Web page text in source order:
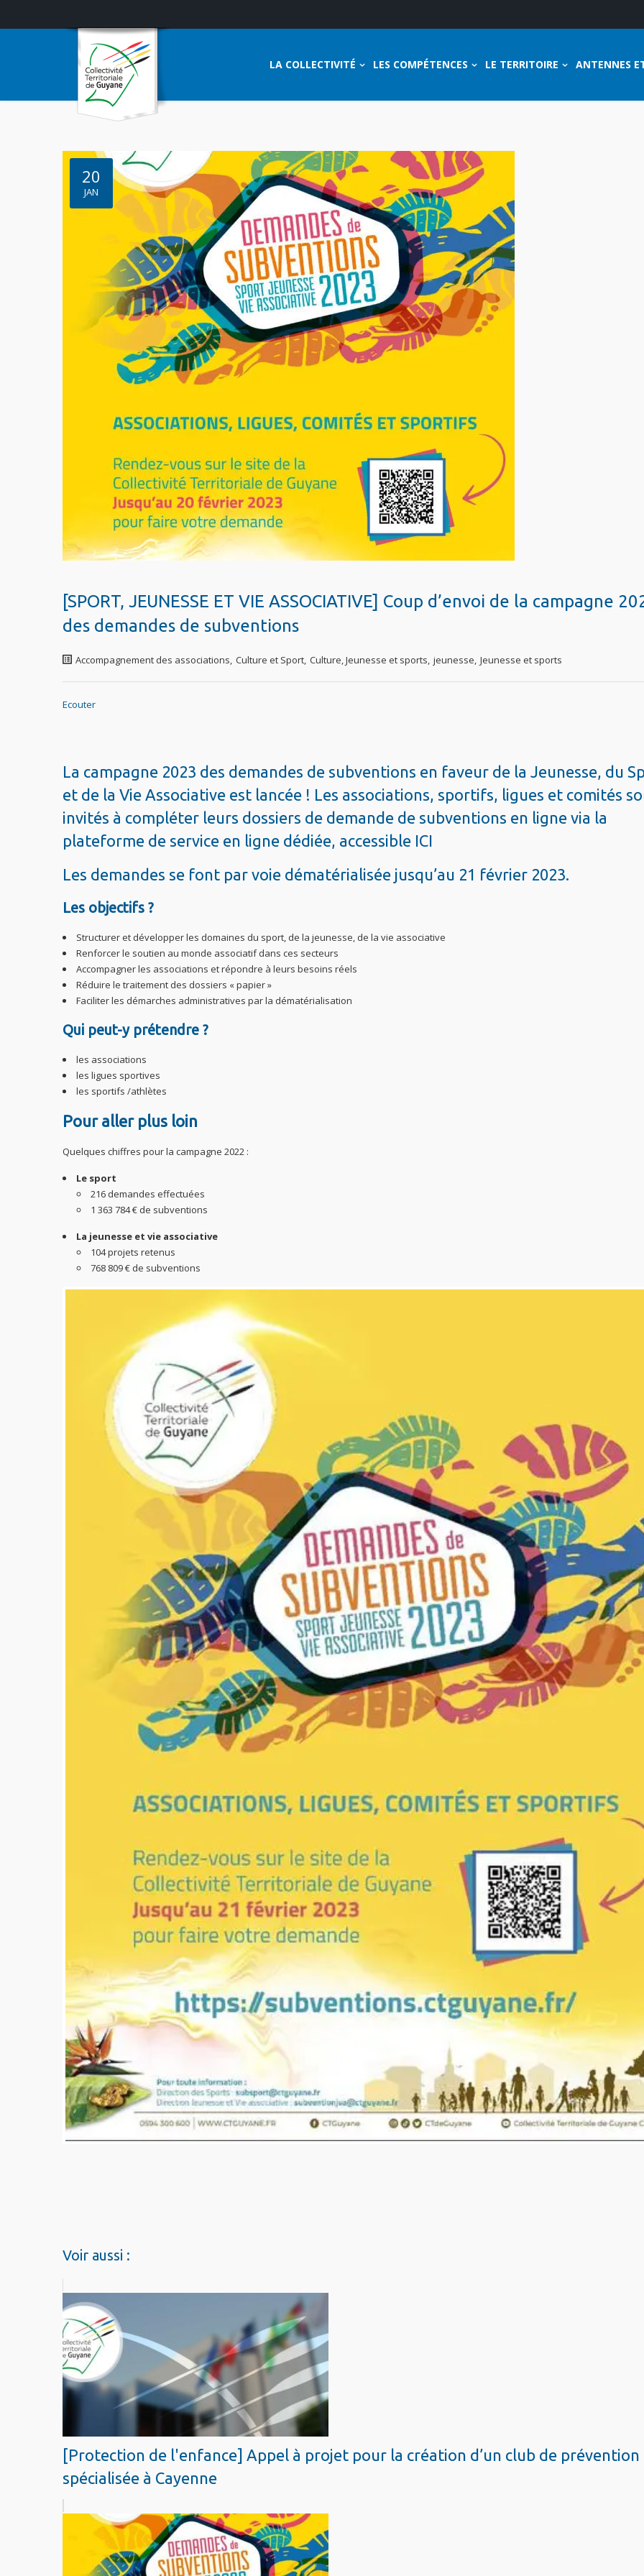
LA COLLECTIVITÉ LES COMPÉTENCES LE TERRITOIRE ANTENNES
20
JAN
[SPORT, JEUNESSE ET VIE ASSOCIATIVE] Coup d’envoi de la campagne
des demandes de subventions
Accompagnement des associations, Culture et Sport, Culture, Jeunesse et sports, jeunesse, Jeunesse et sports
Ecouter
La campagne 2023 des demandes de subventions en faveur de la Jeunesse, du
et de la Vie Associative est lancée ! Les associations, sportifs, ligues et comités
invités à compléter leurs dossiers de demande de subventions en ligne via la
plateforme de service en ligne dédiée, accessible ICI
Les demandes se font par voie dématérialisée jusqu’au 21 février 2023.
Les objectifs ?
Structurer et développer les domaines du sport, de la jeunesse, de la vie associative
Renforcer le soutien au monde associatif dans ces secteurs
Accompagner les associations et répondre à leurs besoins réels
Réduire le traitement des dossiers « papier »
Faciliter les démarches administratives par la dématérialisation
Qui peut-y prétendre ?
les associations
les ligues sportives
les sportifs /athlètes
Pour aller plus loin
Quelques chiffres pour la campagne 2022 :
Le sport
216 demandes effectuées
1 363 784 € de subventions
La jeunesse et vie associative
104 projets retenus
768 809 € de subventions
Voir aussi :
[Protection de l'enfance] Appel à projet pour la création d’un club de prévention
spécialisée à Cayenne